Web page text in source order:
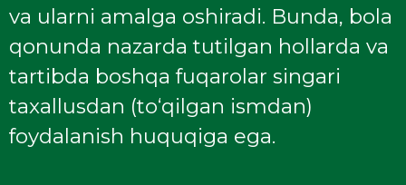
va ularni amalga oshiradi. Bunda, bola
qonunda nazarda tutilgan hollarda va
tartibda boshqa fuqarolar singari
taxallusdan (to‘qilgan ismdan)
foydalanish huquqiga ega.